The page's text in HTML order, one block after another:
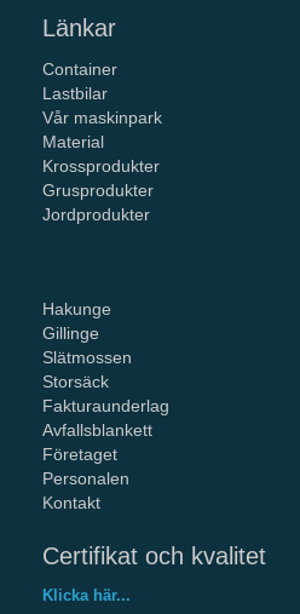
Länkar
Container
Lastbilar
Vår maskinpark
Material
Krossprodukter
Grusprodukter
Jordprodukter
Hakunge
Gillinge
Slätmossen
Storsäck
Fakturaunderlag
Avfallsblankett
Företaget
Personalen
Kontakt
Certifikat och kvalitet
Klicka här...